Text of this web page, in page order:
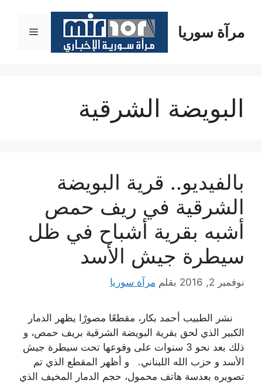
المحتوىمرآة سوريا القائمة
البويضة الشرقية
بالفيديو.. قرية البويضة
الشرقية في ريف حمص
أشبه بقرية أشباح في ظل
سيطرة جيش الأسد
نوفمبر 2, 2016 بقلم مرآة سوريا
نشر الطبيب أحمد بكار، مقطعًا مصورًا يظهر الدمار
الكبير الذي لحق بقرية البويضة الشرقية بريف حمص، و
ذلك بعد نحو 3 سنوات على وقوعها تحت سيطرة جيش
الأسد و حزب الله اللبناني. و أظهر المقطع الذي تم
تصويره بعدسة هاتف محمول، حجم الدمار المخيف الذي